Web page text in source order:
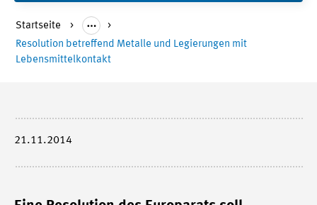
Startseite
Resolution betreffend Metalle und Legierungen mit
Lebensmittelkontakt
21.11.2014